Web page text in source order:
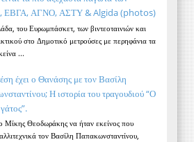
ΕΒΓΑ, ΑΓΝΟ, ΑΣΤΥ & Algida (photos)
του Ευρωμπάσκετ, των βιντεοταινιών και
στο Δημοτικό μετρούσες με περηφάνια τα
...
έχει ο Θανάσης με τον Βασίλη
Η ιστορία του τραγουδιού “Ο
Μίκης Θεοδωράκης να ήταν εκείνος που
τον Βασίλη Παπακωνσταντίνου,